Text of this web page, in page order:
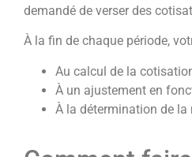
demandé de verser des
À la fin de chaque période,
Au calcul de la
À un ajustement en
À la détermination de